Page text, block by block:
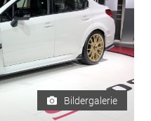
Bildergalerie